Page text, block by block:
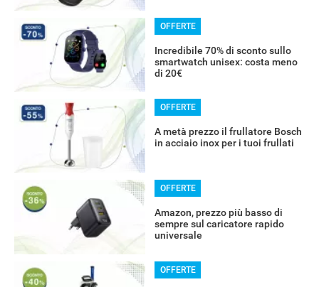
OFFERTE
Incredibile 70% di sconto sullo
smartwatch unisex: costa meno
di 20€
OFFERTE
A metà prezzo il frullatore Bosch
in acciaio inox per i tuoi frullati
OFFERTE
Amazon, prezzo più basso di
sempre sul caricatore rapido
universale
OFFERTE